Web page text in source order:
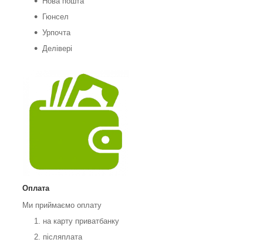
Гюнсел
Урпочта
Делівері
Оплата
Ми приймаємо оплату
на карту приватбанку
післяплата